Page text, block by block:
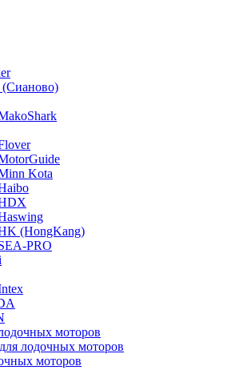
Kota
(HongKang)
PRO
моторов
лодочных моторов
моторов